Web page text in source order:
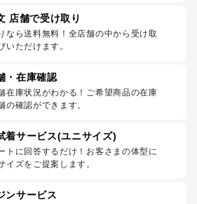
店舗で受け取り
なら送料無料！全店舗の中から受け取
いただけます。
・在庫確認
在庫状況がわかる！ご希望商品の在庫
の確認ができます。
着サービス(ユニサイズ)
トに回答するだけ！お客さまの体型に
イズをご提案します。
ンサービス